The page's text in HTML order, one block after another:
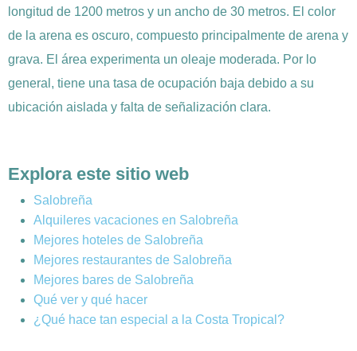
longitud de 1200 metros y un ancho de 30 metros. El color
de la arena es oscuro, compuesto principalmente de arena y
grava. El área experimenta un oleaje moderada. Por lo
general, tiene una tasa de ocupación baja debido a su
ubicación aislada y falta de señalización clara.
Explora este sitio web
Salobreña
Alquileres vacaciones en Salobreña
Mejores hoteles de Salobreña
Mejores restaurantes de Salobreña
Mejores bares de Salobreña
Qué ver y qué hacer
¿Qué hace tan especial a la Costa Tropical?